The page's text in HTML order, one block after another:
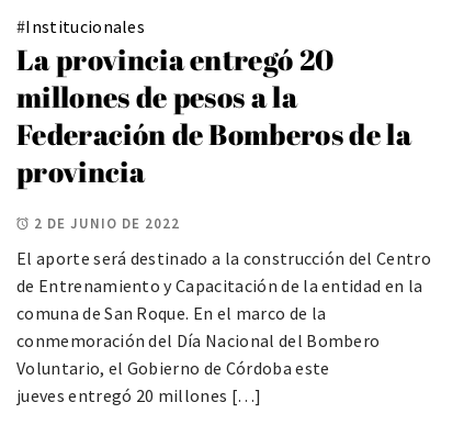
#Institucionales
La provincia entregó 20
millones de pesos a la
Federación de Bomberos de la
provincia
2 DE JUNIO DE 2022
El aporte será destinado a la construcción del Centro
de Entrenamiento y Capacitación de la entidad en la
comuna de San Roque. En el marco de la
conmemoración del Día Nacional del Bombero
Voluntario, el Gobierno de Córdoba este
jueves entregó 20 millones […]